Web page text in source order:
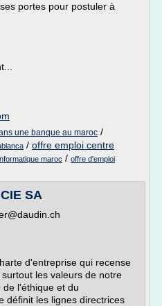
portes pour postuler à
une banque au maroc /
/ offre emploi centre
maroc / offre d'emploi
SA
d'entreprise qui recense
les valeurs de notre
de l'éthique et du
définit les lignes directrices